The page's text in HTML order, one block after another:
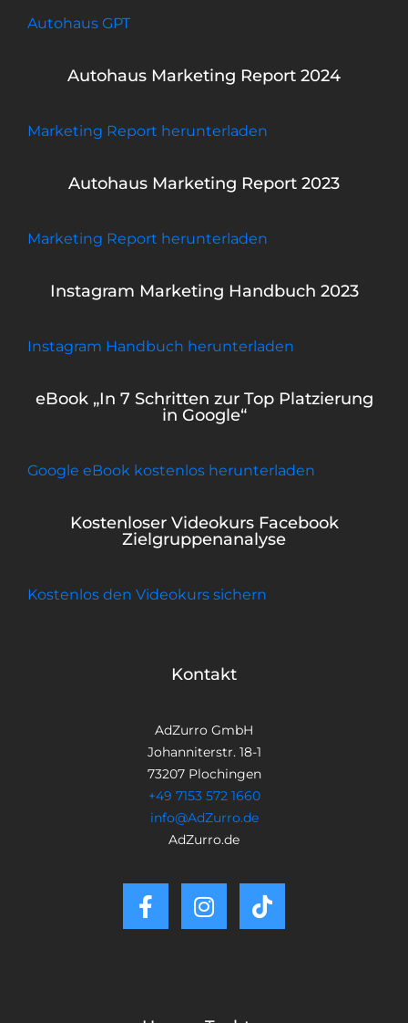
Autohaus GPT
Autohaus Marketing Report 2024
Marketing Report herunterladen
Autohaus Marketing Report 2023
Marketing Report herunterladen
Instagram Marketing Handbuch 2023
Instagram Handbuch herunterladen
eBook „In 7 Schritten zur Top Platzierung
in Google“
Google eBook kostenlos herunterladen
Kostenloser Videokurs Facebook
Zielgruppenanalyse
Kostenlos den Videokurs sichern
Kontakt
AdZurro GmbH
Johanniterstr. 18-1
73207 Plochingen
+49 7153 572 1660
info@AdZurro.de
AdZurro.de